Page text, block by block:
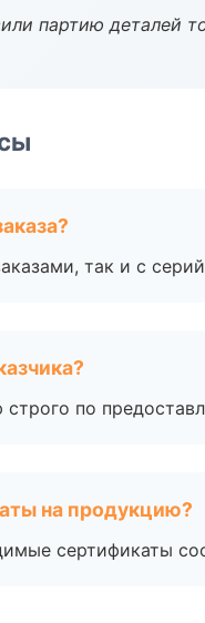
партию деталей
так и с
по
на продукцию?
сертификаты